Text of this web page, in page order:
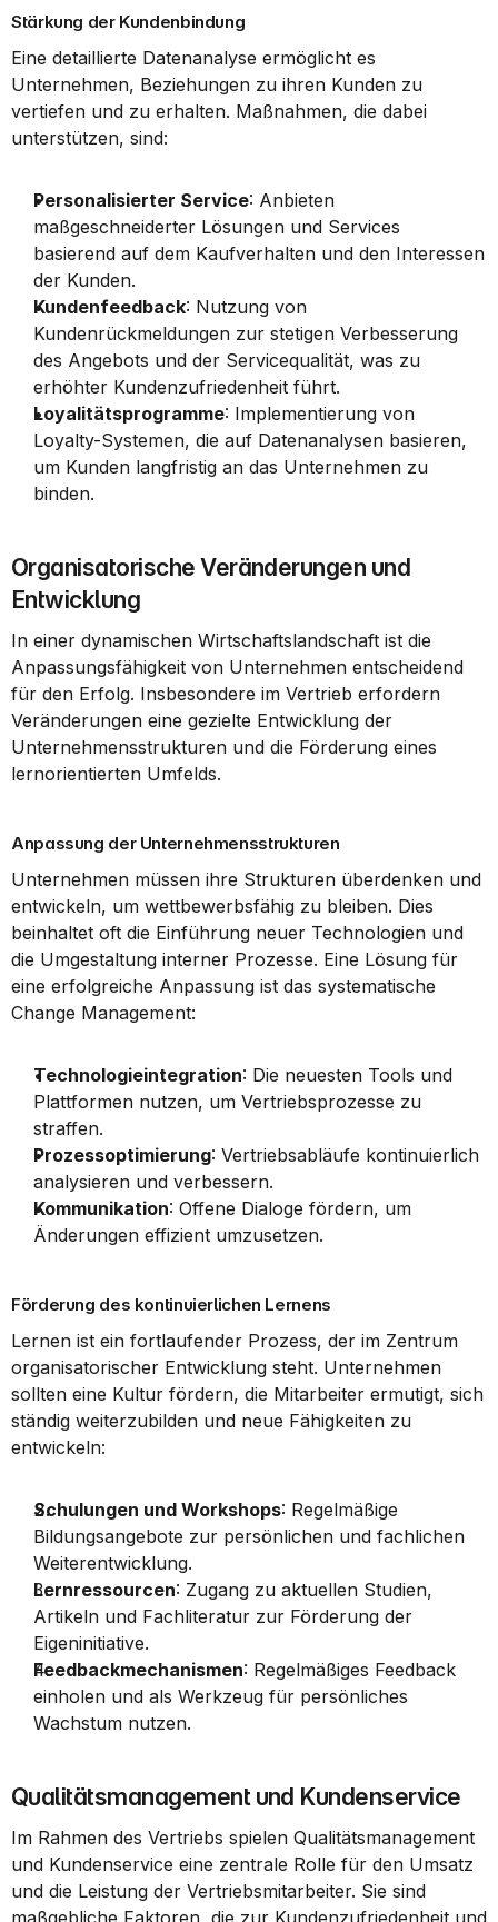
Stärkung der Kundenbindung
Eine detaillierte Datenanalyse ermöglicht es
Unternehmen, Beziehungen zu ihren Kunden zu
vertiefen und zu erhalten. Maßnahmen, die dabei
unterstützen, sind:
Personalisierter Service: Anbieten
maßgeschneiderter Lösungen und Services
basierend auf dem Kaufverhalten und den Interessen
der Kunden.
Kundenfeedback: Nutzung von
Kundenrückmeldungen zur stetigen Verbesserung
des Angebots und der Servicequalität, was zu
erhöhter Kundenzufriedenheit führt.
Loyalitätsprogramme: Implementierung von
Loyalty-Systemen, die auf Datenanalysen basieren,
um Kunden langfristig an das Unternehmen zu
binden.
Organisatorische Veränderungen und
Entwicklung
In einer dynamischen Wirtschaftslandschaft ist die
Anpassungsfähigkeit von Unternehmen entscheidend
für den Erfolg. Insbesondere im Vertrieb erfordern
Veränderungen eine gezielte Entwicklung der
Unternehmensstrukturen und die Förderung eines
lernorientierten Umfelds.
Anpassung der Unternehmensstrukturen
Unternehmen müssen ihre Strukturen überdenken und
entwickeln, um wettbewerbsfähig zu bleiben. Dies
beinhaltet oft die Einführung neuer Technologien und
die Umgestaltung interner Prozesse. Eine Lösung für
eine erfolgreiche Anpassung ist das systematische
Change Management:
Technologieintegration: Die neuesten Tools und
Plattformen nutzen, um Vertriebsprozesse zu
straffen.
Prozessoptimierung: Vertriebsabläufe kontinuierlich
analysieren und verbessern.
Kommunikation: Offene Dialoge fördern, um
Änderungen effizient umzusetzen.
Förderung des kontinuierlichen Lernens
Lernen ist ein fortlaufender Prozess, der im Zentrum
organisatorischer Entwicklung steht. Unternehmen
sollten eine Kultur fördern, die Mitarbeiter ermutigt, sich
ständig weiterzubilden und neue Fähigkeiten zu
entwickeln:
Schulungen und Workshops: Regelmäßige
Bildungsangebote zur persönlichen und fachlichen
Weiterentwicklung.
Lernressourcen: Zugang zu aktuellen Studien,
Artikeln und Fachliteratur zur Förderung der
Eigeninitiative.
Feedbackmechanismen: Regelmäßiges Feedback
einholen und als Werkzeug für persönliches
Wachstum nutzen.
Qualitätsmanagement und Kundenservice
Im Rahmen des Vertriebs spielen Qualitätsmanagement
und Kundenservice eine zentrale Rolle für den Umsatz
und die Leistung der Vertriebsmitarbeiter. Sie sind
maßgebliche Faktoren, die zur Kundenzufriedenheit und